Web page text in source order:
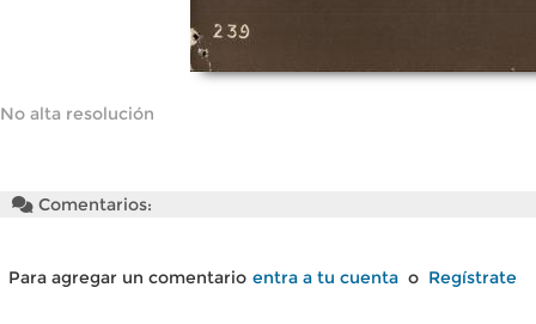
No alta resolución
Comentarios:
Para agregar un comentario entra a tu cuenta o Regístrate